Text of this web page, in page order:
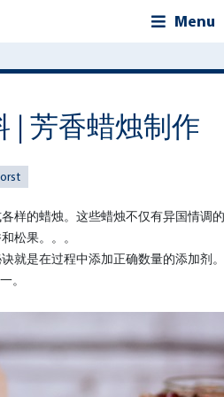
Menu
| 芳香蜡烛制作
样的蜡烛。这些蜡烛不仅有异国情调
松果。。。
就是在过程中添加正确数量的添加剂
。